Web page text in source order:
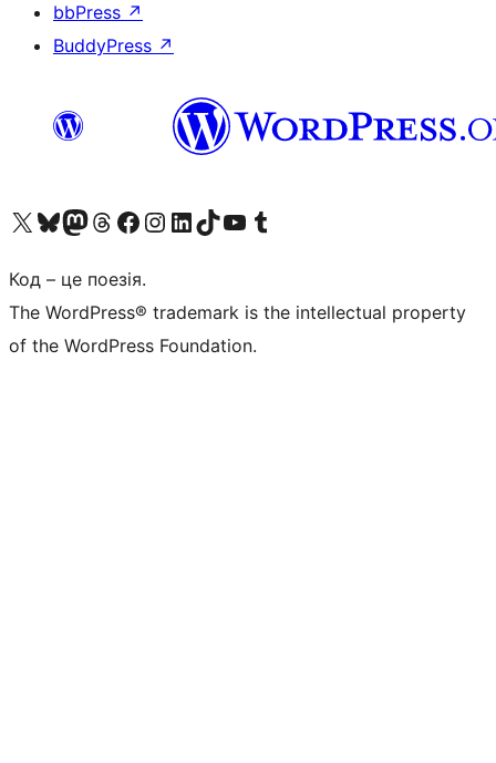
bbPress ↗
BuddyPress ↗
Visit our X (formerly Twitter) account
Visit our Bluesky account
Завітайте до нашої стрічки в Mastodon
Visit our Threads account
Завітайте на нашу сторінку в Facebook
Visit our Instagram account
Visit our LinkedIn account
Visit our TikTok account
Visit our YouTube channel
Visit our Tumblr account
Код – це поезія.
The WordPress® trademark is the intellectual property
of the WordPress Foundation.